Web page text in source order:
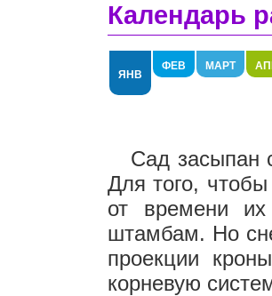
Календарь
ЯНВ
ФЕВ МАРТ
Сад засыпан
Для того,
от времени
штамбам. Но
проекции
корневую